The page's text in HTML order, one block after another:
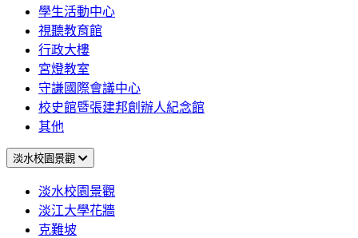
學生活動中心
視聽教育館
行政大樓
宮燈教室
守謙國際會議中心
校史館暨張建邦創辦人紀念館
其他
淡水校園景觀
淡水校園景觀
淡江大學花牆
克難坡